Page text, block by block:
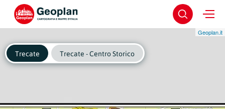
Geoplan.it
Trecate Trecate - Centro Storico